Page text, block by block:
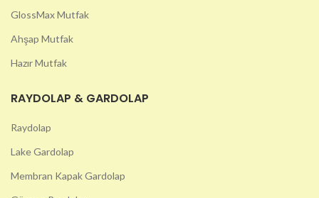
GlossMax Mutfak
Ahşap Mutfak
Hazır Mutfak
RAYDOLAP & GARDOLAP
Raydolap
Lake Gardolap
Membran Kapak Gardolap